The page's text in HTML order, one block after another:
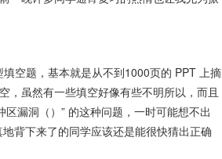
空题，基本就是从不到1000页的 PPT 上摘
，虽然有一些填空好像有些不明所以，而且
漏洞（）” 的这种问题，一时可能想不出
背下来了的同学应该还是能很快猜出正确